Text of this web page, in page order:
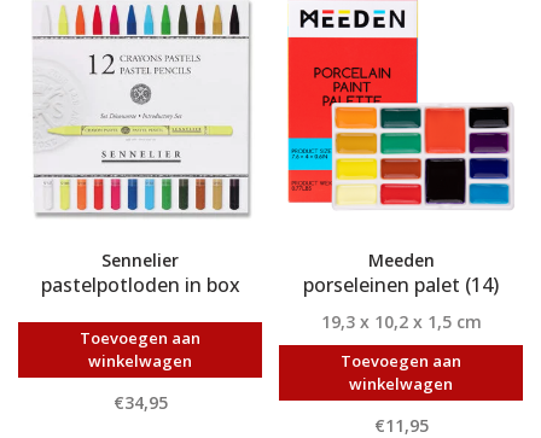
Sennelier
pastelpotloden in box
Toevoegen aan
winkelwagen
€34,95
Meeden
porseleinen palet (14)
19,3 x 10,2 x 1,5 cm
Toevoegen aan
winkelwagen
€11,95